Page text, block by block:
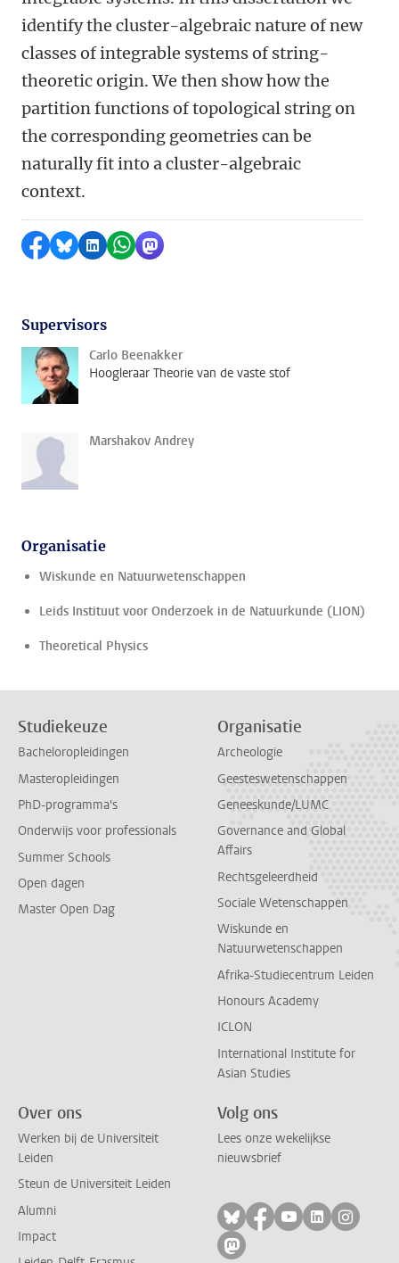
identify the cluster-algebraic nature of new
classes of integrable systems of string-
theoretic origin. We then show how the
partition functions of topological string on
the corresponding geometries can be
naturally fit into a cluster-algebraic
context.
Delen op Facebook
Delen via Bluesky
Delen op LinkedIn
Delen via WhatsApp
Delen via Mastodon
Supervisors
Carlo Beenakker
Hoogleraar Theorie van de vaste stof
Marshakov Andrey
Organisatie
Wiskunde en Natuurwetenschappen
Leids Instituut voor Onderzoek in de Natuurkunde (LION)
Theoretical Physics
Studiekeuze
Bacheloropleidingen
Masteropleidingen
PhD-programma's
Onderwijs voor professionals
Summer Schools
Open dagen
Master Open Dag
Organisatie
Archeologie
Geesteswetenschappen
Geneeskunde/LUMC
Governance and Global
Affairs
Rechtsgeleerdheid
Sociale Wetenschappen
Wiskunde en
Natuurwetenschappen
Afrika-Studiecentrum Leiden
Honours Academy
ICLON
International Institute for
Asian Studies
Over ons
Werken bij de Universiteit
Leiden
Steun de Universiteit Leiden
Alumni
Impact
Volg ons
Lees onze wekelijkse
nieuwsbrief
Volg ons op bluesky
Volg ons op
Volg ons op
Volg ons
Volg
Volg ons op mastodon